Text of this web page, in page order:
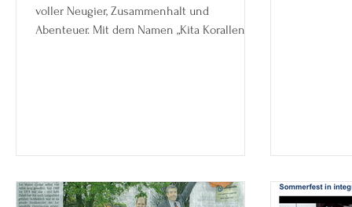
voller Neugier, Zusammenhalt und
Abenteuer. Mit dem Namen „Kita Korallenriff“
sein – mit seiner Persönlichkeit, Herkunft
und Besonderheit.